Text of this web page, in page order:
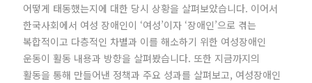
어떻게 태동했는지에 대한 당시 상황을 살펴보았습니다. 이어서
한국사회에서 여성 장애인이 ‘여성’이자 ‘장애인’으로 겪는
복합적이고 다층적인 차별과 이를 해소하기 위한 여성장애인
운동이 활동 내용과 방향을 살펴봤습니다. 또한 지금까지의
활동을 통해 만들어낸 정책과 주요 성과를 살펴보고, 여성장애인